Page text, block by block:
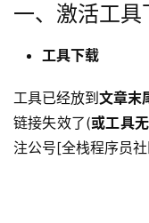
一、激活工具
工具下载
工具已经放到 文章末
链接失效了(或工具
注公号[全栈程序员